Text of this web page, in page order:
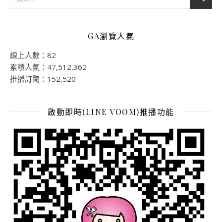
GA瀏覽人氣
線上人數：82
累積人氣：47,512,362
推播訂閱：152,520
啟動即時(LINE VOOM)推播功能